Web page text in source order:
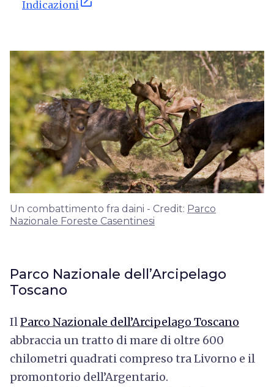
Indicazioni
Un combattimento fra daini - Credit: Parco
Nazionale Foreste Casentinesi
Parco Nazionale dell’Arcipelago
Toscano
IlParco Nazionale dell’Arcipelago Toscano
abbraccia un tratto di mare di oltre 600
chilometri quadrati compreso tra Livorno e il
promontorio dell’Argentario.